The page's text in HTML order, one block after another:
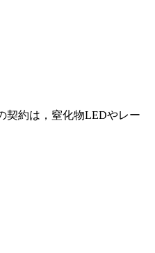
契約は，窒化物LEDやレー